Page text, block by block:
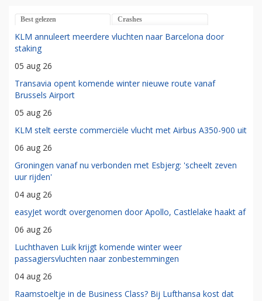
Best gelezen Crashes
KLM annuleert meerdere vluchten naar Barcelona door
staking
05 aug 26
Transavia opent komende winter nieuwe route vanaf
Brussels Airport
05 aug 26
KLM stelt eerste commerciële vlucht met Airbus A350-900 uit
06 aug 26
Groningen vanaf nu verbonden met Esbjerg: 'scheelt zeven
uur rijden'
04 aug 26
easyJet wordt overgenomen door Apollo, Castlelake haakt af
06 aug 26
Luchthaven Luik krijgt komende winter weer
passagiersvluchten naar zonbestemmingen
04 aug 26
Raamstoeltje in de Business Class? Bij Lufthansa kost dat